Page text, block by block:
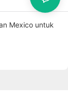
Mexico untuk